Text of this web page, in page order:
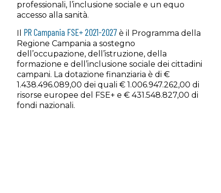
professionali, l’inclusione sociale e un equo
accesso alla sanità.
Il PR Campania FSE+ 2021-2027è il Programma della
Regione Campania a sostegno
dell’occupazione, dell’istruzione, della
formazione e dell’inclusione sociale dei cittadini
campani. La dotazione finanziaria è di €
1.438.496.089,00 dei quali € 1.006.947.262,00 di
risorse europee del FSE+ e € 431.548.827,00 di
fondi nazionali.